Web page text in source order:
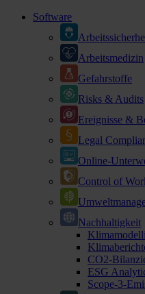
Software
Arbeitsmedizin
Gefahrstoffe
Risks & Audits
Ereignisse &
Legal
Online-
Control of
Nachhaltigkeit
CO2-
ESG
Scope-3-